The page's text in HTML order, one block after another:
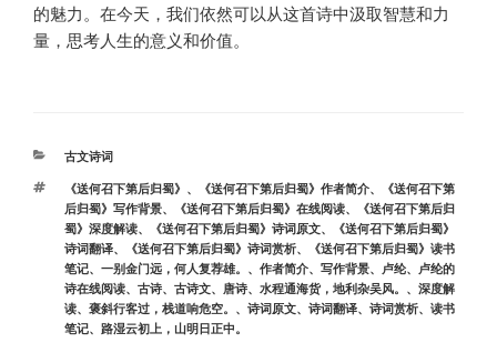
的魅力。在今天，我们依然可以从这首诗中汲取智慧和力
量，思考人生的意义和价值。
分
古文诗词
标
签
《送何召下第后归蜀》 、 《送何召下第后归蜀》作者简介、
《送何召下第
后归蜀》写作背景、 《送何召下第后归蜀》在线阅读、
《送何召下第后归
蜀》深度解读、 《送何召下第后归蜀》诗词原文、
《送何召下第后归蜀》
诗词翻译、 《送何召下第后归蜀》诗词赏析、
《送何召下第后归蜀》读书
笔记、 一别金门远，何人复荐雄。 、 作者简介、 写作背景、 卢纶、
卢纶的
诗在线阅读、 古诗、 古诗文、 唐诗、 水程通海货，地利杂吴风。 、 深度解
读、 褒斜行客过，栈道响危空。 、 诗词原文、 诗词翻译、 诗词赏析、 读书
笔记、 路湿云初上，山明日正中。